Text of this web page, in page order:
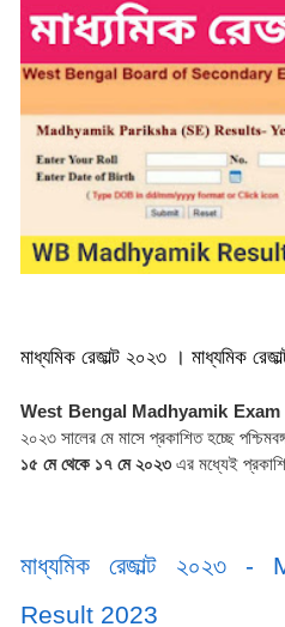
মাধ্যমিক রেজাল্ট ২০২৩ । মাধ্যমিক
West Bengal Madhyamik Exam
২০২৩ সালের মে মাসে প্রকাশিত হচ্ছে
১৫ মে থেকে ১৭ মে ২০২৩ এর মধ্যেই
মাধ্যমিক রেজাল্ট ২০২৩
Result 2023